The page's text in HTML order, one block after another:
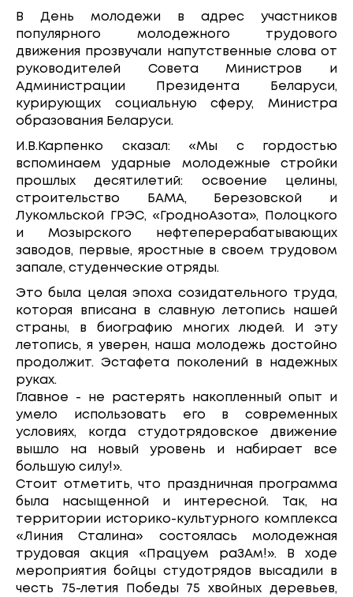
В День молодежи в адрес участников
популярного молодежного трудового
движения прозвучали напутственные слова от
руководителей Совета Министров и
Администрации Президента Беларуси,
курирующих социальную сферу, Министра
образования Беларуси.
И.В.Карпенко сказал: «Мы с гордостью
вспоминаем ударные молодежные стройки
прошлых десятилетий: освоение целины,
строительство БАМА, Березовской и
Лукомльской ГРЭС, «ГродноАзота», Полоцкого
и Мозырского нефтеперерабатывающих
заводов, первые, яростные в своем трудовом
запале, студенческие отряды.
Это была целая эпоха созидательного труда,
которая вписана в славную летопись нашей
страны, в биографию многих людей. И эту
летопись, я уверен, наша молодежь достойно
продолжит. Эстафета поколений в надежных
руках.
Главное - не растерять накопленный опыт и
умело использовать его в современных
условиях, когда студотрядовское движение
вышло на новый уровень и набирает все
большую силу!».
Стоит отметить, что праздничная программа
была насыщенной и интересной. Так, на
территории историко-культурного комплекса
«Линия Сталина» состоялась молодежная
трудовая акция «Працуем раЗАм!». В ходе
мероприятия бойцы студотрядов высадили в
честь 75-летия Победы 75 хвойных деревьев,